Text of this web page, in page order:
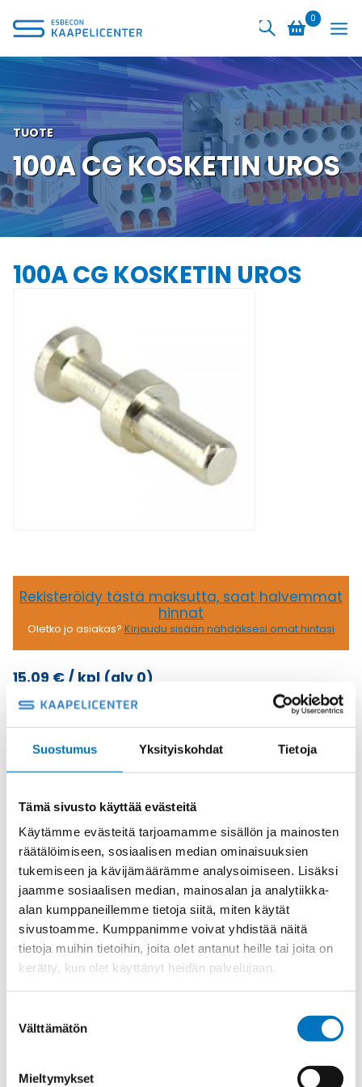
Suostumus Yksityiskohdat Tietoja
Tämä sivusto käyttää evästeitä
Käytämme evästeitä tarjoamamme sisällön ja mainosten
räätälöimiseen, sosiaalisen median ominaisuuksien
tukemiseen ja kävijämäärämme analysoimiseen. Lisäksi
jaamme sosiaalisen median, mainosalan ja analytiikka-
alan kumppaneillemme tietoja siitä, miten käytät
sivustoamme. Kumppanimme voivat yhdistää näitä
tietoja muihin tietoihin, joita olet antanut heille tai joita on
kerätty, kun olet käyttänyt heidän palvelujaan.
valinta
Välttämätön
Mieltymykset
sisältöön
0
TUOTE
100A CG KOSKETIN UROS
100A CG KOSKETIN UROS
Rekisteröidy tästä maksutta, saat halvemmat
hinnat
Oletko jo asiakas? Kirjaudu sisään nähdäksesi omat hintasi
15,09 € / kpl (alv 0)
100A
CG
KOSKETIN
UROS
määrä
TuotekoodiCGMA10
ILME -moninapaliittimet
Toimitusaika: 1-7 päivää
Toimituskulut 35kg:n asti 25€.
Yli 35kg:n toimituskulut toteutuneiden kulujen mukaan.
Valmistaja
ILME S.p.A
Uros/Naaras
Napaluku
1
100
Hopeoitu